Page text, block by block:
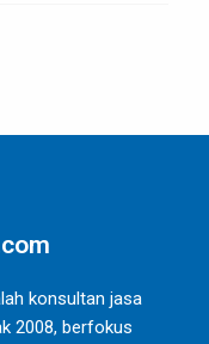
konsultan jasa
2008, berfokus